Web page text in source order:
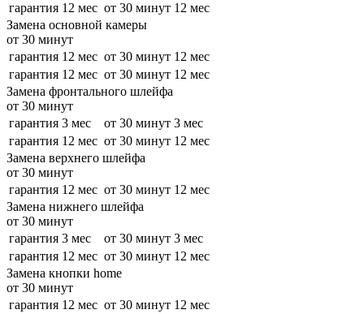
гарантия 12 мес от 30 минут 12 мес
Замена основной камеры
от 30 минут
гарантия 12 мес от 30 минут 12 мес
гарантия 12 мес от 30 минут 12 мес
Замена фронтального шлейфа
от 30 минут
гарантия 3 мес
от 30 минут 3 мес
гарантия 12 мес от 30 минут 12 мес
Замена верхнего шлейфа
от 30 минут
гарантия 12 мес от 30 минут 12 мес
Замена нижнего шлейфа
от 30 минут
гарантия 3 мес
от 30 минут 3 мес
гарантия 12 мес от 30 минут 12 мес
Замена кнопки home
от 30 минут
гарантия 12 мес от 30 минут 12 мес